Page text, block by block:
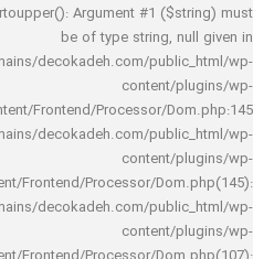
strtoupper(): Argument #1
be of type string,
domains/decokadeh.com/
Frontend/Processor/
domains/decokadeh.com/
Frontend/Processor/
domains/decokadeh.com/